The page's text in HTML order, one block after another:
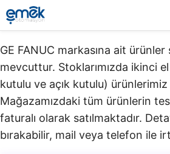
GE FANUC markasına ait ürünler
mevcuttur. Stoklarımızda ikinci el
kutulu ve açık kutulu) ürünlerimiz
Mağazamızdaki tüm ürünlerin
faturalı olarak satılmaktadır.
bırakabilir, mail veya telefon ile